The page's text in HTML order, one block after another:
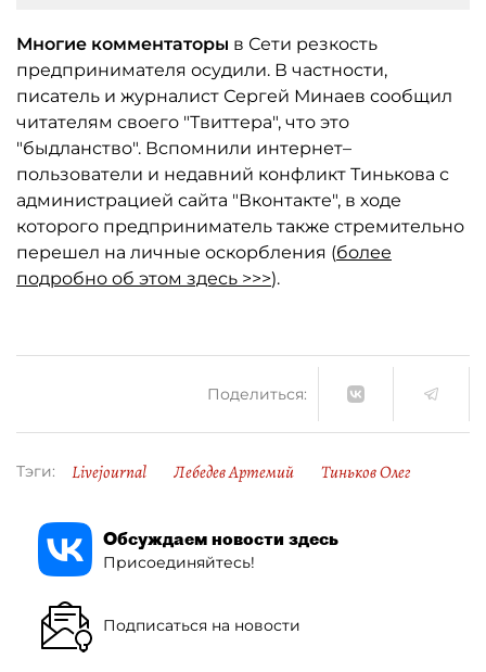
Многие комментаторы в Сети резкость
предпринимателя осудили. В частности,
писатель и журналист Сергей Минаев сообщил
читателям своего "Твиттера", что это
"быдланство". Вспомнили интернет–
пользователи и недавний конфликт Тинькова с
администрацией сайта "Вконтакте", в ходе
которого предприниматель также стремительно
перешел на личные оскорбления (более
подробно об этом здесь >>>).
Поделиться:
Тэги: Livejournal Лебедев Артемий Тиньков Олег
Обсуждаем новости здесь
Присоединяйтесь!
Подписаться на новости